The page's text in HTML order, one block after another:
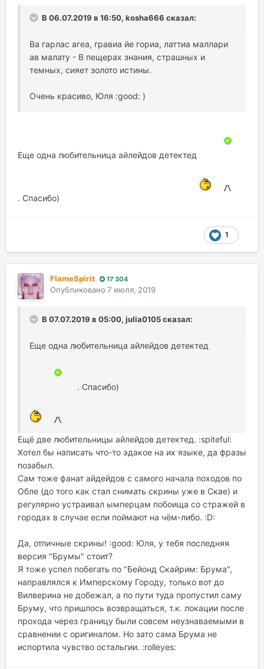
В 06.07.2019 в 16:50, kosha666 сказал:
Ва гарлас агеа, гравиа йе гориа, латтиа маллари
ав малату - В пещерах знания, страшных и
темных, сияет золото истины.
Очень красиво, Юля :good: )
Еще одна любительница айлейдов детектед
. Спасибо)
1
FlameSpirit 17 304
Опубликовано 7 июля, 2019
В 07.07.2019 в 05:00, julia0105 сказал:
Еще одна любительница айлейдов детектед
. Спасибо)
Ещё две любительницы айлейдов детектед. :spiteful:
Хотел бы написать что-то эдакое на их языке, да фразы
позабыл.
Сам тоже фанат айдейдов с самого начала походов по
Обле (до того как стал снимать скрины уже в Скае) и
регулярно устраивал ымперцам побоища со стражей в
городах в случае если поймают на чём-либо. :D:
Да, отличные скрины! :good: Юля, у тебя последняя
версия "Брумы" стоит?
Я тоже успел побегать по "Бейонд Скайрим: Брума",
направлялся к Имперскому Городу, только вот до
Вилверина не добежал, а по пути туда пропустил саму
Бруму, что пришлось возвращаться, т.к. локации после
прохода через границу были совсем неузнаваемыми в
сравнении с оригиналом. Но зато сама Брума не
испортила чувство остальгии. :rolleyes: